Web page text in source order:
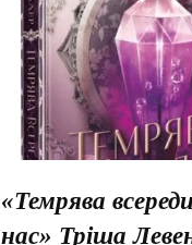
«Темрява
нас» Тріша